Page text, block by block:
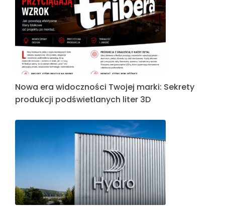
Nowa era widoczności Twojej marki: Sekrety
produkcji podświetlanych liter 3D